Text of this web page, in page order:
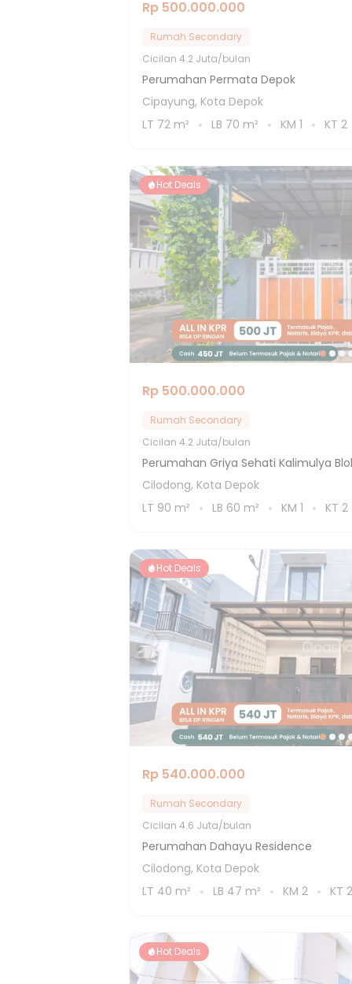
Rp 500.000.000
Rumah Secondary
Cicilan 4.2 Juta/bulan
Perumahan Permata Depok
Cipayung, Kota Depok
LT 72 m² LB 70 m² KM 1 KT 2
Hot Deals
Rp 500.000.000
Rumah Secondary
Cicilan 4.2 Juta/bulan
Perumahan Griya Sehati Kalimulya Blok
Cilodong, Kota Depok
LT 90 m² LB 60 m² KM 1 KT 2
Hot Deals
Rp 540.000.000
Rumah Secondary
Cicilan 4.6 Juta/bulan
Perumahan Dahayu Residence
Cilodong, Kota Depok
LT 40 m² LB 47 m² KM 2 KT 2
Hot Deals